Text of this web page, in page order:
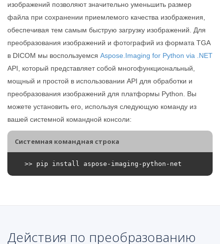
изображений позволяют значительно уменьшить размер
файла при сохранении приемлемого качества изображения,
обеспечивая тем самым быструю загрузку изображений. Для
преобразования изображений и фотографий из формата TGA
в DICOM мы воспользуемся Aspose.Imaging for Python via .NET
API, который представляет собой многофункциональный,
мощный и простой в использовании API для обработки и
преобразования изображений для платформы Python. Вы
можете установить его, используя следующую команду из
вашей системной командной консоли:
Системная командная строка
Действия по преобразованию